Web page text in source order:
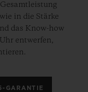
in die Stärke
das Know-how
entwerfen,
GARANTIE